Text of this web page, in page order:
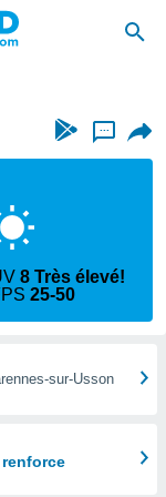
...
8 Très élevé!
25-50
sur-Usson